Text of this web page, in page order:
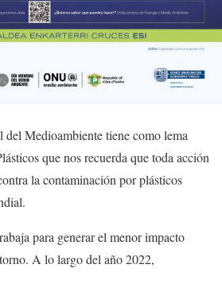
Medioambiente tiene como lema
que nos recuerda que toda acción
la contaminación por plásticos
para generar el menor impacto
A lo largo del año 2022,